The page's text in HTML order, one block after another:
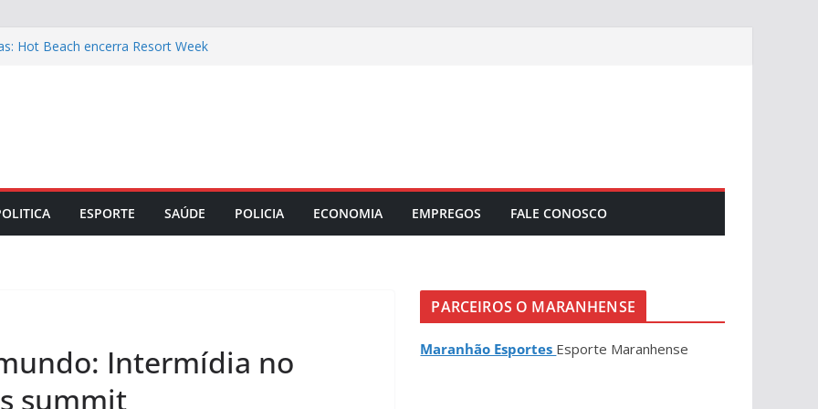
Hot Beach encerra Resort Week
Rib Costelata com batatas rústicas
o Dia dos Pais: Taça de Bolo de
ESPORTE SAÚDE POLICIA ECONOMIA EMPREGOS FALE CONOSCO
Intermídia no
summit
PARCEIROS O MARANHENSE
Maranhão Esportes Esporte Maranhense